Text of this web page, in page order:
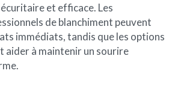
et efficace. Les
de blanchiment peuvent
immédiats, tandis que les options
aider à maintenir un sourire